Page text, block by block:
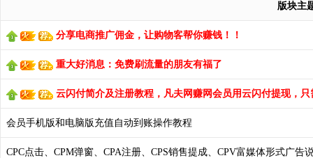
版块主
分享电商推广佣金，让购物客帮你赚钱！！
重大好消息：免费刷流量的朋友有福了
云闪付简介及注册教程，凡夫网赚网会员用云闪付提现，只
会员手机版和电脑版充值自动到账操作教程
CPC点击、CPM弹窗、CPA注册、CPS销售提成、CPV富媒体形式广告